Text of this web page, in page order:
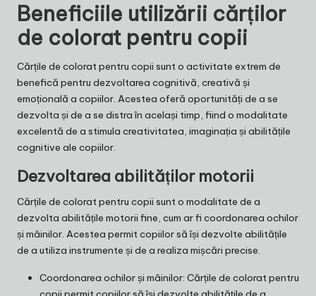
Beneficiile utilizării cărților
de colorat pentru copii
Cărțile de colorat pentru copii sunt o activitate extrem de
benefică pentru dezvoltarea cognitivă, creativă și
emoțională a copiilor. Acestea oferă oportunități de a se
dezvolta și de a se distra în același timp, fiind o modalitate
excelentă de a stimula creativitatea, imaginația și abilitățile
cognitive ale copiilor.
Dezvoltarea abilităților motorii
Cărțile de colorat pentru copii sunt o modalitate de a
dezvolta abilitățile motorii fine, cum ar fi coordonarea ochilor
și mâinilor. Acestea permit copiilor să își dezvolte abilitățile
de a utiliza instrumente și de a realiza mișcări precise.
Coordonarea ochilor și mâinilor: Cărțile de colorat pentru